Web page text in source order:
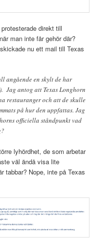
direkt till
man inte får gehör där?
nu ett mail till Texas
angående en skylt de har
Jag antog att Texas Longhorn
restauranger och att de skulle
på hur den uppfattas. Jag
officiella ståndpunkt vad
lyhördhet, de som arbetar
väl ändå visa lite
tabbar? Nope, inte på Texas